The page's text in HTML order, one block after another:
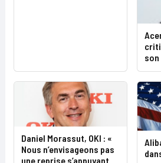
Daniel Morassut, OKI : «
Nous n’envisageons pas
une reprise s’appuyant